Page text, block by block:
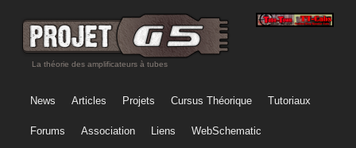
La théorie des amplificateurs à tubes
News Articles Projets Cursus Théorique Tutoriaux
Forums Association Liens WebSchematic